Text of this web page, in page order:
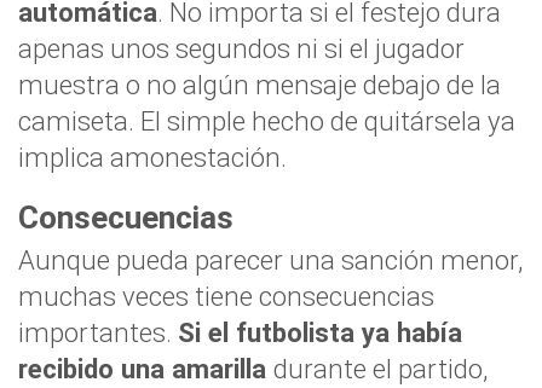
automática. No importa si el festejo dura
apenas unos segundos ni si el jugador
muestra o no algún mensaje debajo de la
camiseta. El simple hecho de quitársela ya
implica amonestación.
Consecuencias
Aunque pueda parecer una sanción menor,
muchas veces tiene consecuencias
importantes. Si el futbolista ya había
recibido una amarilla durante el partido,